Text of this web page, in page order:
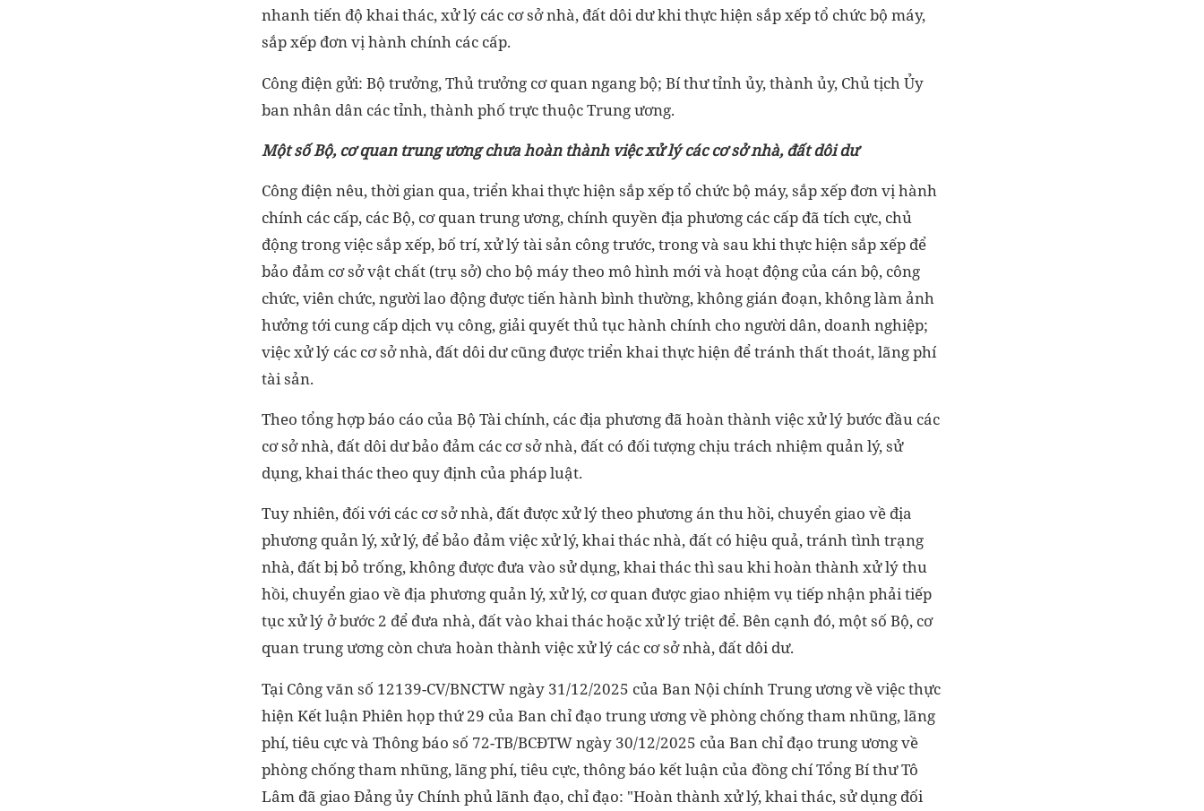
nhanh tiến độ khai thác, xử lý các cơ sở nhà, đất dôi dư khi thực hiện sắp xếp tổ chức bộ máy,
sắp xếp đơn vị hành chính các cấp.
Công điện gửi: Bộ trưởng, Thủ trưởng cơ quan ngang bộ; Bí thư tỉnh ủy, thành ủy, Chủ tịch Ủy
ban nhân dân các tỉnh, thành phố trực thuộc Trung ương.
Một số Bộ, cơ quan trung ương chưa hoàn thành việc xử lý các cơ sở nhà, đất dôi dư
Công điện nêu, thời gian qua, triển khai thực hiện sắp xếp tổ chức bộ máy, sắp xếp đơn vị hành
chính các cấp, các Bộ, cơ quan trung ương, chính quyền địa phương các cấp đã tích cực, chủ
động trong việc sắp xếp, bố trí, xử lý tài sản công trước, trong và sau khi thực hiện sắp xếp để
bảo đảm cơ sở vật chất (trụ sở) cho bộ máy theo mô hình mới và hoạt động của cán bộ, công
chức, viên chức, người lao động được tiến hành bình thường, không gián đoạn, không làm ảnh
hưởng tới cung cấp dịch vụ công, giải quyết thủ tục hành chính cho người dân, doanh nghiệp;
việc xử lý các cơ sở nhà, đất dôi dư cũng được triển khai thực hiện để tránh thất thoát, lãng phí
tài sản.
Theo tổng hợp báo cáo của Bộ Tài chính, các địa phương đã hoàn thành việc xử lý bước đầu các
cơ sở nhà, đất dôi dư bảo đảm các cơ sở nhà, đất có đối tượng chịu trách nhiệm quản lý, sử
dụng, khai thác theo quy định của pháp luật.
Tuy nhiên, đối với các cơ sở nhà, đất được xử lý theo phương án thu hồi, chuyển giao về địa
phương quản lý, xử lý, để bảo đảm việc xử lý, khai thác nhà, đất có hiệu quả, tránh tình trạng
nhà, đất bị bỏ trống, không được đưa vào sử dụng, khai thác thì sau khi hoàn thành xử lý thu
hồi, chuyển giao về địa phương quản lý, xử lý, cơ quan được giao nhiệm vụ tiếp nhận phải tiếp
tục xử lý ở bước 2 để đưa nhà, đất vào khai thác hoặc xử lý triệt để. Bên cạnh đó, một số Bộ, cơ
quan trung ương còn chưa hoàn thành việc xử lý các cơ sở nhà, đất dôi dư.
Tại Công văn số 12139-CV/BNCTW ngày 31/12/2025 của Ban Nội chính Trung ương về việc thực
hiện Kết luận Phiên họp thứ 29 của Ban chỉ đạo trung ương về phòng chống tham nhũng, lãng
phí, tiêu cực và Thông báo số 72-TB/BCĐTW ngày 30/12/2025 của Ban chỉ đạo trung ương về
phòng chống tham nhũng, lãng phí, tiêu cực, thông báo kết luận của đồng chí Tổng Bí thư Tô
Lâm đã giao Đảng ủy Chính phủ lãnh đạo, chỉ đạo: "Hoàn thành xử lý, khai thác, sử dụng đối